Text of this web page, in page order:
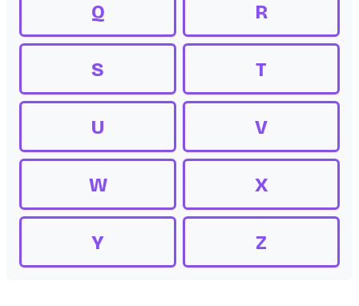
Q R
S T
U V
W X
Y Z